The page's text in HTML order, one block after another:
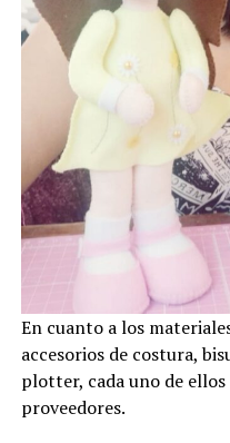
En cuanto a los
accesorios de costura,
plotter, cada uno de
proveedores.